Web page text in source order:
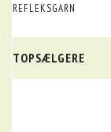
REFLEKSGARN
TOPSÆLGERE